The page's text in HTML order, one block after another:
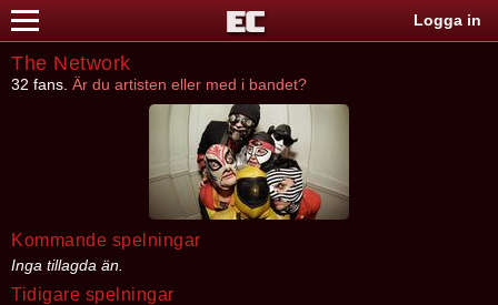
Logga in
The Network
32 fans. Är du artisten eller med i bandet?
Kommande spelningar
Inga tillagda än.
Tidigare spelningar